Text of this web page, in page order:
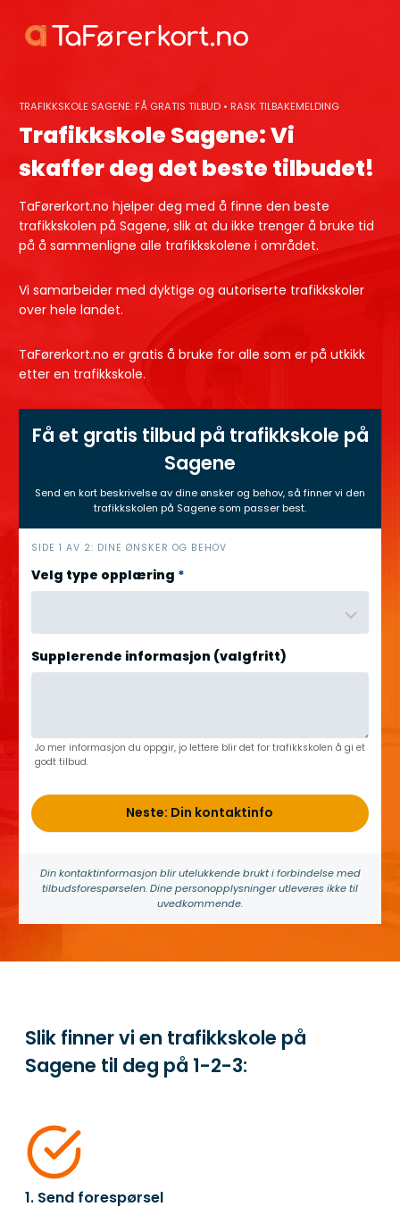
content
TRAFIKKSKOLE SAGENE: FÅ GRATIS TILBUD • RASK TILBAKEMELDING
Trafikkskole Sagene: Vi
skaffer deg det beste tilbudet!
TaFørerkort.no hjelper deg med å finne den beste
trafikkskolen på Sagene, slik at du ikke trenger å bruke tid
på å sammenligne alle trafikkskolene i området.
Vi samarbeider med dyktige og autoriserte trafikkskoler
over hele landet.
TaFørerkort.no er gratis å bruke for alle som er på utkikk
etter en trafikkskole.
Få et gratis tilbud på trafikkskole på
Sagene
Send en kort beskrivelse av dine ønsker og behov, så finner vi den
trafikkskolen på Sagene som passer best.
h
e
r
SIDE 1 AV 2: DINE ØNSKER OG BEHOV
Velg type opplæring *
Supplerende informasjon (valgfritt)
Jo mer informasjon du oppgir, jo lettere blir det for trafikkskolen å gi et
godt tilbud.
Neste: Din kontaktinfo
Din kontakt­informasjon blir utelukkende brukt i forbindelse med
tilbuds­forespørselen. Dine person­­opplysninger utleveres ikke til
uvedkommende.
Slik finner vi en trafikkskole på
Sagene til deg på 1-2-3:
1. Send forespørsel